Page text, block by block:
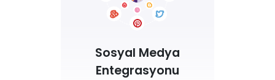
Sosyal Medya
Entegrasyonu